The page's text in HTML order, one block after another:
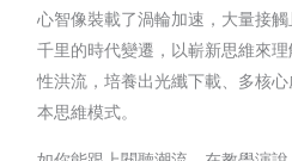
心智像裝載了渦輪加速，大量接
千里的時代變遷，以嶄新思維來
性洪流，培養出光纖下載、多核
本思維模式。